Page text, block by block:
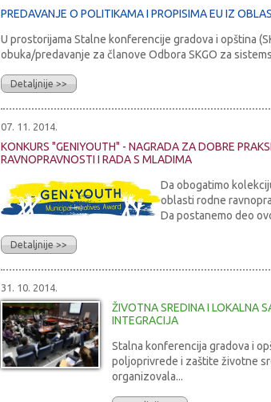
PREDAVANJE O POLITIKAMA I PROPISIMA EU IZ
U prostorijama Stalne konferencije gradova i opština
obuka/predavanje za članove Odbora SKGO za
Detaljnije >>
07. 11. 2014.
KONKURS "GENIYOUTH" - NAGRADA ZA DOBRE
RAVNOPRAVNOSTI I RADA S MLADIMA
Da obogatimo
oblasti rodne
Da postanemo deo
Detaljnije >>
31. 10. 2014.
ŽIVOTNA SREDINA I LOKALNA
INTEGRACIJA
Stalna konferencija gradova i
poljoprivrede i zaštite životne
organizovala...